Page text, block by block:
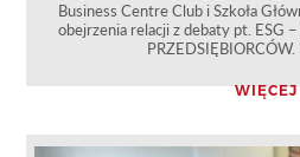
Business Centre Club i Szkoła
obejrzenia relacji z debaty pt. ESG
WIĘCEJ